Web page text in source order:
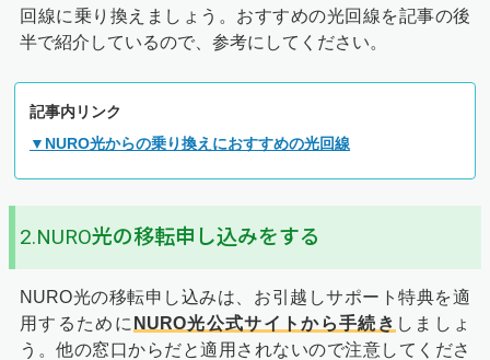
回線に乗り換えましょう。おすすめの光回線を記事の後
半で紹介しているので、参考にしてください。
記事内リンク
▼NURO光からの乗り換えにおすすめの光回線
2.NURO光の移転申し込みをする
NURO光の移転申し込みは、お引越しサポート特典を適
用するために NURO光公式サイトから手続き しましょ
う。他の窓口からだと適用されないので注意してくださ